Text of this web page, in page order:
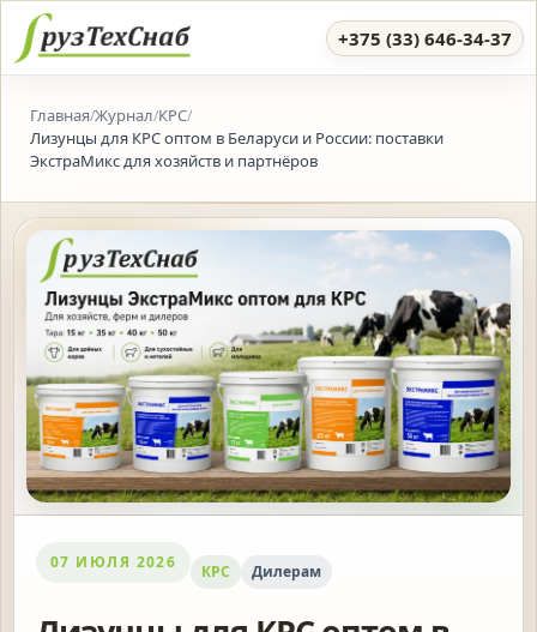
+375 (33) 646-34-37
Главная/Журнал/КРС/
Лизунцы для КРС оптом в Беларуси и России: поставки
ЭкстраМикс для хозяйств и партнёров
07 ИЮЛЯ 2026 КРС Дилерам